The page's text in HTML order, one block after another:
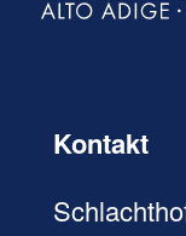
Kontakt